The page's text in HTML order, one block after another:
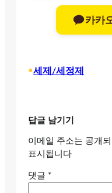
카카
•세제/세정제
답글 남기기
이메일 주소는 공개
표시됩니다
댓글 *